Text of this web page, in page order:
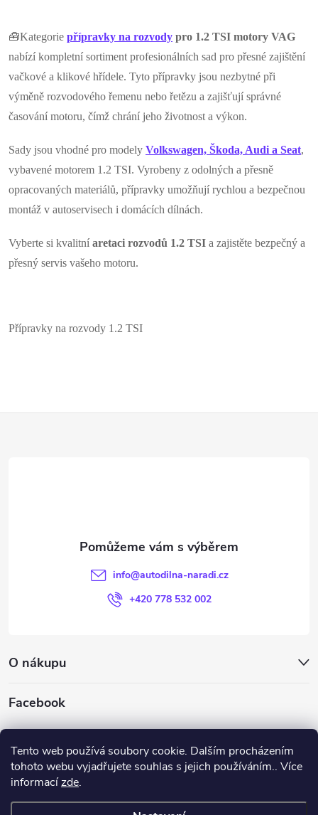
Tento web používá soubory cookie. Dalším procházením
tohoto webu vyjadřujete souhlas s jejich používáním.. Více
informacízde.
v
l
á
d
a
c
í
p
r
k
ý
🧰Kategorie přípravky na rozvody pro 1.2 TSI motory VAG
nabízí kompletní sortiment profesionálních sad pro přesné zajištění
vačkové a klikové hřídele. Tyto přípravky jsou nezbytné při
výměně rozvodového řemenu nebo řetězu a zajišťují správné
časování motoru, čímž chrání jeho životnost a výkon.
Sady jsou vhodné pro modely Volkswagen, Škoda, Audi a Seat,
vybavené motorem 1.2 TSI. Vyrobeny z odolných a přesně
opracovaných materiálů, přípravky umožňují rychlou a bezpečnou
montáž v autoservisech i domácích dílnách.
Vyberte si kvalitní aretaci rozvodů 1.2 TSI a zajistěte bezpečný a
přesný servis vašeho motoru.
Přípravky na rozvody 1.2 TSI
info@autodilna-naradi.cz
+420 778 532 002
O nákupu
Facebook